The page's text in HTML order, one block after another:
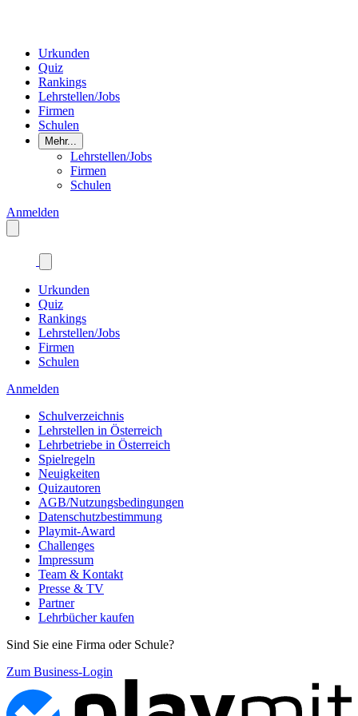
Urkunden
Quiz
Rankings
Lehrstellen/Jobs
Firmen
Schulen
Mehr...
Lehrstellen/Jobs
Firmen
Schulen
Anmelden
Urkunden
Quiz
Rankings
Lehrstellen/Jobs
Firmen
Schulen
Anmelden
Schulverzeichnis
Lehrstellen in Österreich
Lehrbetriebe in Österreich
Spielregeln
Neuigkeiten
Quizautoren
AGB/Nutzungsbedingungen
Datenschutzbestimmung
Playmit-Award
Challenges
Impressum
Team & Kontakt
Presse & TV
Partner
Lehrbücher kaufen
Sind Sie eine Firma oder Schule?
Zum Business-Login